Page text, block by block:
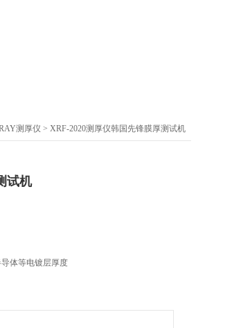
测厚仪 > XRF-2020测厚仪韩国先锋膜厚测试机
试机
体等电镀层厚度